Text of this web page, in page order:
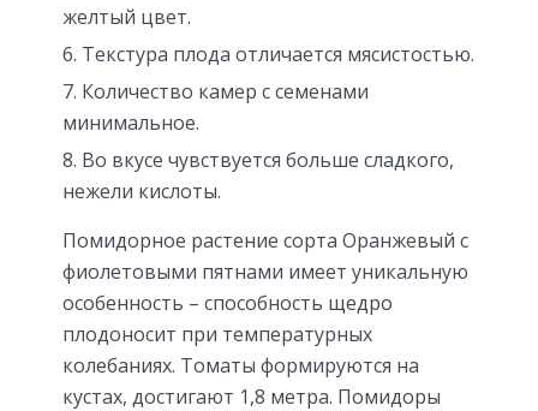
желтый цвет.
Текстура плода отличается мясистостью.
Количество камер с семенами
минимальное.
Во вкусе чувствуется больше сладкого,
нежели кислоты.
Помидорное растение сорта Оранжевый с
фиолетовыми пятнами имеет уникальную
особенность – способность щедро
плодоносит при температурных
колебаниях. Томаты формируются на
кустах, достигают 1,8 метра. Помидоры